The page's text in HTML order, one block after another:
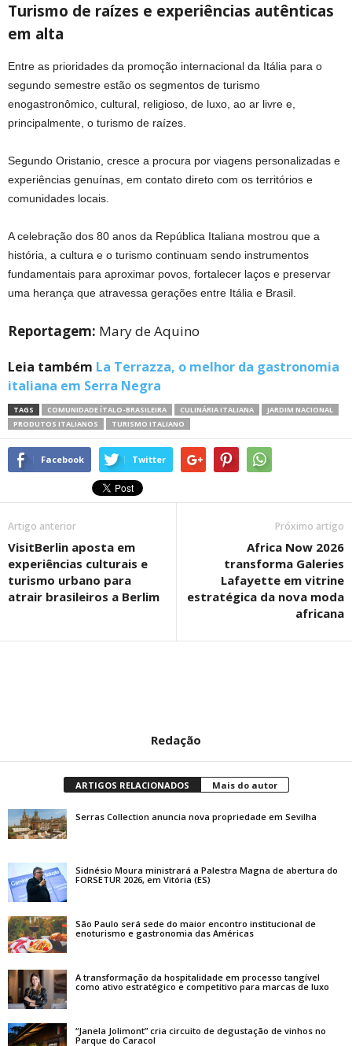
Turismo de raízes e experiências autênticas
em alta
Entre as prioridades da promoção internacional da Itália para o
segundo semestre estão os segmentos de turismo
enogastronômico, cultural, religioso, de luxo, ao ar livre e,
principalmente, o turismo de raízes.
Segundo Oristanio, cresce a procura por viagens personalizadas e
experiências genuínas, em contato direto com os territórios e
comunidades locais.
A celebração dos 80 anos da República Italiana mostrou que a
história, a cultura e o turismo continuam sendo instrumentos
fundamentais para aproximar povos, fortalecer laços e preservar
uma herança que atravessa gerações entre Itália e Brasil.
Reportagem: Mary de Aquino
Leia também La Terrazza, o melhor da gastronomia
italiana em Serra Negra
TAGS COMUNIDADE ÍTALO-BRASILEIRA CULINÁRIA ITALIANA
JARDIM NACIONAL
PRODUTOS ITALIANOS
TURISMO ITALIANO
Facebook Twitter
Artigo anterior
VisitBerlin aposta em
experiências culturais e
turismo urbano para
atrair brasileiros a Berlim
Próximo artigo
Africa Now 2026
transforma Galeries
Lafayette em vitrine
estratégica da nova moda
africana
Redação
ARTIGOS RELACIONADOS Mais do autor
Serras Collection anuncia nova propriedade em Sevilha
Sidnésio Moura ministrará a Palestra Magna de abertura do
FORSETUR 2026, em Vitória (ES)
São Paulo será sede do maior encontro institucional de
enoturismo e gastronomia das Américas
A transformação da hospitalidade em processo tangível
como ativo estratégico e competitivo para marcas de luxo
“Janela Jolimont” cria circuito de degustação de vinhos no
Parque do Caracol